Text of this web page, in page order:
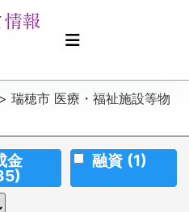
> 瑞穂市 医療・福祉施設等物
金 融資 (1)